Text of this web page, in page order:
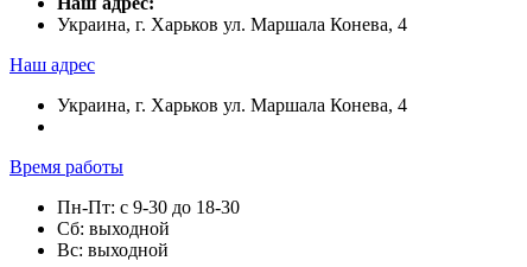
Украина, г. Харьков ул. Маршала Конева, 4
Наш адрес
Украина, г. Харьков ул. Маршала Конева, 4
Время работы
Пн-Пт: с 9-30 до 18-30
Сб: выходной
Вс: выходной